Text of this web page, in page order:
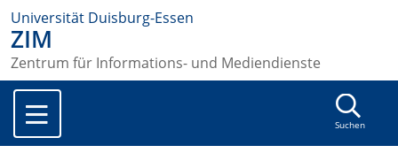
Universität Duisburg-Essen
ZIM
Zentrum für Informations- und Mediendienste
Suchen